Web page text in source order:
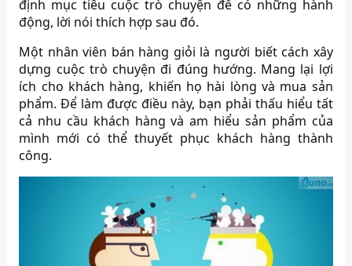
định mục tiêu cuộc trò chuyện để có những hành
động, lời nói thích hợp sau đó.
Một nhân viên bán hàng giỏi là người biết cách xây
dựng cuộc trò chuyện đi đúng hướng. Mang lại lợi
ích cho khách hàng, khiến họ hài lòng và mua sản
phẩm. Để làm được điều này, bạn phải thấu hiểu tất
cả nhu cầu khách hàng và am hiểu sản phẩm của
mình mới có thể thuyết phục khách hàng thành
công.